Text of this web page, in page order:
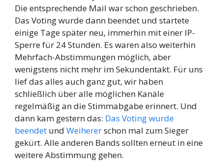
Die entsprechende Mail war schon geschrieben.
Das Voting wurde dann beendet und startete
einige Tage später neu, immerhin mit einer IP-
Sperre für 24 Stunden. Es waren also weiterhin
Mehrfach-Abstimmungen möglich, aber
wenigstens nicht mehr im Sekundentakt. Für uns
lief das alles auch ganz gut, wir haben
schließlich über alle möglichen Kanäle
regelmäßig an die Stimmabgabe erinnert. Und
dann kam gestern das: Das Voting wurde
beendet und Weihererschon mal zum Sieger
gekürt. Alle anderen Bands sollten erneut in eine
weitere Abstimmung gehen.